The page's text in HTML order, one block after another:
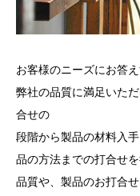
お客様のニーズにお答え
弊社の品質に満足いた
合せの
段階から製品の材料入
品の方法までの打合せを
品質や、製品のお打合